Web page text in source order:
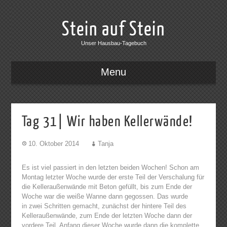
Stein auf Stein
Unser Hausbau-Tagebuch
Menu
Tag 31| Wir haben Kellerwände!
10. Oktober 2014 Tanja
Es ist viel passiert in den letzten beiden Wochen! Schon am
Montag letzter Woche wurde der erste Teil der Verschalung für
die Kelleraußenwände mit Beton gefüllt, bis zum Ende der
Woche war die weiße Wanne dann gegossen. Das wurde
in zwei Schritten gemacht, zunächst der hintere Teil des
Kelleraußenwände, zum Ende der letzten Woche dann der
vordere Teil. Anfang dieser Woche wurde dann die komplette